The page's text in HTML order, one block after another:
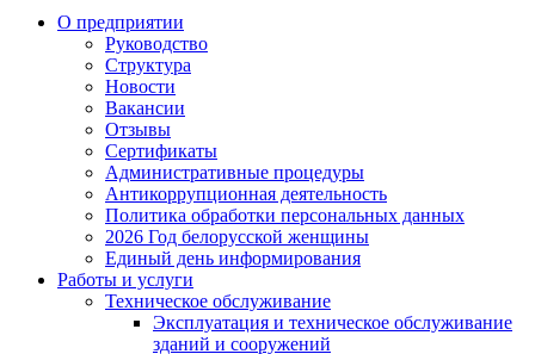
О предприятии
Руководство
Структура
Новости
Вакансии
Отзывы
Сертификаты
Административные процедуры
Антикоррупционная деятельность
Политика обработки персональных данных
2026 Год белорусской женщины
Единый день информирования
Работы и услуги
Техническое обслуживание
Эксплуатация и техническое обслуживание
зданий и сооружений